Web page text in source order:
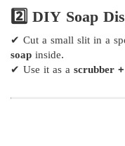
2️⃣ DIY Soap
✔ Cut a small slit in a
soap inside.
✔ Use it as a scrubber